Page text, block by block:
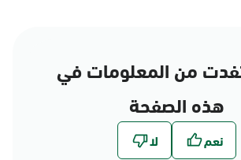
من المعلومات في
هذه الصفحة